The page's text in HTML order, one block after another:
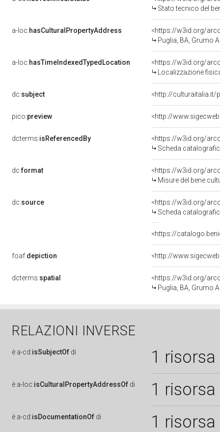
Stato tecnico del
a-loc:hasCulturalPropertyAddress
<https://w3id.org/
Puglia, BA, Grumo
a-loc:hasTimeIndexedTypedLocation
<https://w3id.org/
Localizzazione
dc:subject <http://culturaitalia.it/
pico:preview <http://
dcterms:isReferencedBy
<https://w3id.org/
Scheda
dc:format
<https://w3id.org/
Misure del bene
dc:source
<https://w3id.org/
Scheda
<https://
foaf:depiction <http://
dcterms:spatial
<https://w3id.org/
Puglia, BA, Grumo
RELAZIONI INVERSE
è a-cd:isSubjectOf di 1 risorsa
è a-loc:isCulturalPropertyAddressOf di 1 risorsa
è a-cd:isDocumentationOf di 1 risorsa